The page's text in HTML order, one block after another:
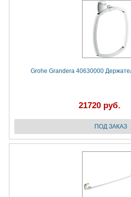
Grohe Grandera 40630000
21720 руб.